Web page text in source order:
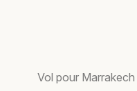
Vol pour Marrakech